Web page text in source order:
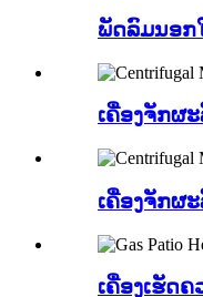
ພັດລົມນອກ
ເຄື່ອງຈັກຜະ
ເຄື່ອງຈັກຜະ
ເຄື່ອງເຮັດ